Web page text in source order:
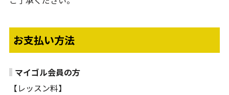
お支払い方法
マイゴル会員の方
【レッスン料】